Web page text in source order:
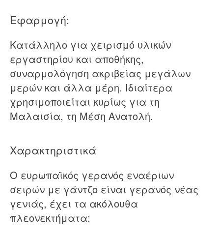
Εφαρμογή:
Κατάλληλο για χειρισμό υλικών
εργαστηρίου και αποθήκης,
συναρμολόγηση ακριβείας μεγάλων
μερών και άλλα μέρη. Ιδιαίτερα
χρησιμοποιείται κυρίως για τη
Μαλαισία, τη Μέση Ανατολή.
Χαρακτηριστικά
Ο ευρωπαϊκός γερανός εναέριων
σειρών με γάντζο είναι γερανός νέας
γενιάς, έχει τα ακόλουθα
πλεονεκτήματα: